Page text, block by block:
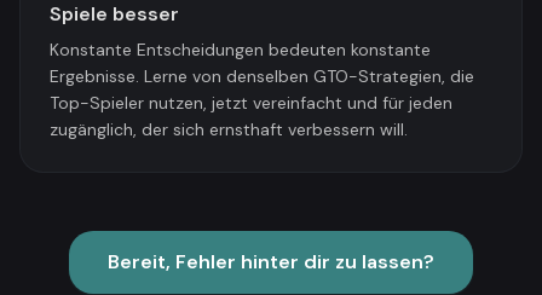
Spiele besser
Konstante Entscheidungen bedeuten konstante
Ergebnisse. Lerne von denselben GTO-Strategien, die
Top-Spieler nutzen, jetzt vereinfacht und für jeden
zugänglich, der sich ernsthaft verbessern will.
Bereit, Fehler hinter dir zu lassen?